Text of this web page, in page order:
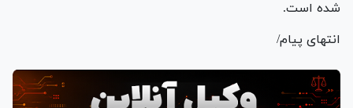
شده است.
انتهای پیام/